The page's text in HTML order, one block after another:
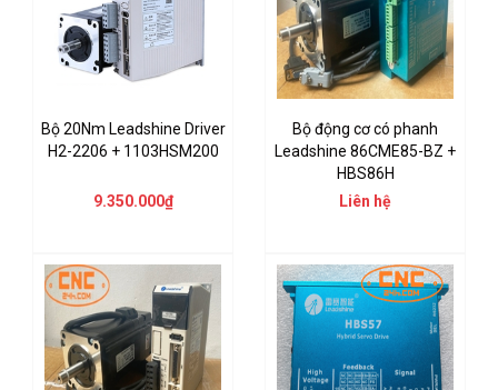
Bộ 20Nm Leadshine Driver
H2-2206 + 1103HSM200
9.350.000₫
Bộ động cơ có phanh
Leadshine 86CME85-BZ +
HBS86H
Liên hệ